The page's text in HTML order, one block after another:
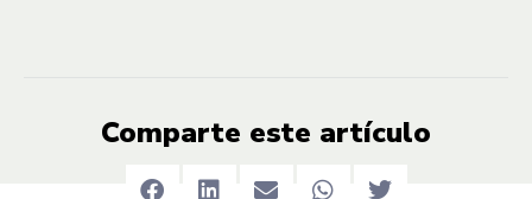
Comparte este artículo